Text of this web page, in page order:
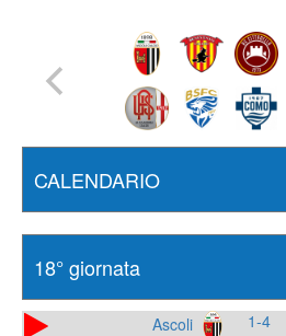
Ascoli 1-4